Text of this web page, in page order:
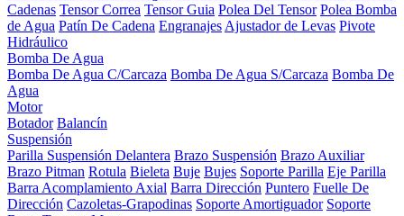
Cadenas Tensor Correa Tensor Guia Polea Del Tensor Polea Bomba
de Agua Patín De Cadena Engranajes Ajustador de Levas Pivote
Hidráulico
Bomba De Agua
Bomba De Agua C/Carcaza Bomba De Agua S/Carcaza Bomba De
Agua
Motor
Botador Balancín
Suspensión
Parilla Suspensión Delantera Brazo Suspensión Brazo Auxiliar
Brazo Pitman Rotula Bieleta Buje Bujes Soporte Parilla Eje Parilla
Barra Acomplamiento Axial Barra Dirección Puntero Fuelle De
Dirección Cazoletas-Grapodinas Soporte Amortiguador Soporte